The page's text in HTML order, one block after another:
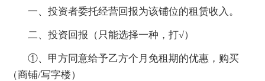
一、投资者委托经营回报为该铺位的租赁收入。
二、投资回报（只能选择一种，打√）
①、甲方同意给予乙方个月免租期的优惠，购买
（商铺/写字楼）